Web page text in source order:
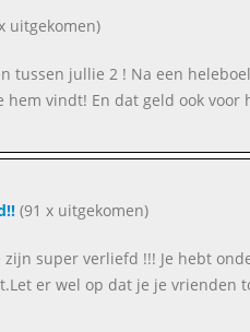
uitgekomen)
tussen jullie 2 ! Na een
hem vindt! En dat geld ook voor
(91 x uitgekomen)
super verliefd !!! Je hebt
er wel op dat je je vrienden